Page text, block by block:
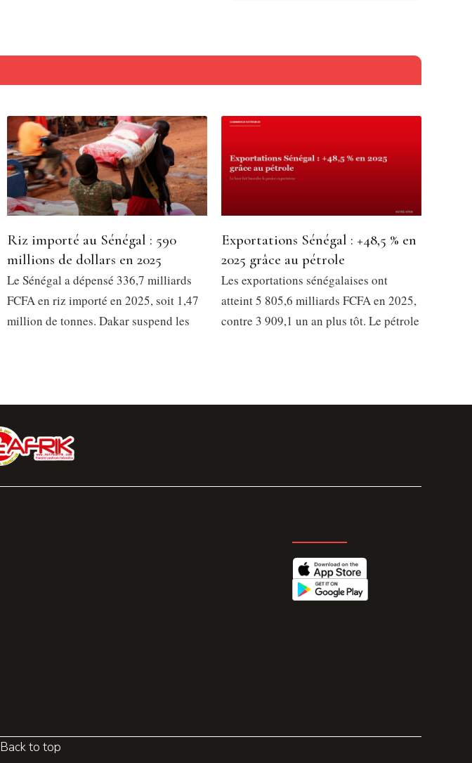
Riz importé au Sénégal : 590
millions de dollars en 2025
Le Sénégal a dépensé 336,7 milliards
FCFA en riz importé en 2025, soit 1,47
million de tonnes. Dakar suspend les
Exportations Sénégal : +48,5 % en
2025 grâce au pétrole
Les exportations sénégalaises ont
atteint 5 805,6 milliards FCFA en 2025,
contre 3 909,1 un an plus tôt. Le pétrole
Back to top